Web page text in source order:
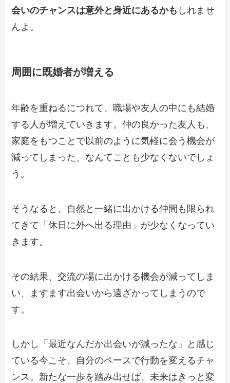
会いのチャンスは意外と身近にあるかも しれませ
んよ。
周囲に既婚者が増える
年齢を重ねるにつれて、職場や友人の中にも結婚
する人が増えていきます。仲の良かった友人も、
家庭をもつことで以前のように気軽に会う機会が
減ってしまった、なんてことも少なくないでしょ
う。
そうなると、自然と一緒に出かける仲間も限られ
てきて「休日に外へ出る理由」が少なくなってい
きます。
その結果、交流の場に出かける機会が減ってしま
い、ますます出会いから遠ざかってしまうので
す。
しかし「最近なんだか出会いが減ったな」と感じ
ている今こそ、自分のペースで行動を変えるチャ
ンス。新たな一歩を踏み出せば、未来はきっと変